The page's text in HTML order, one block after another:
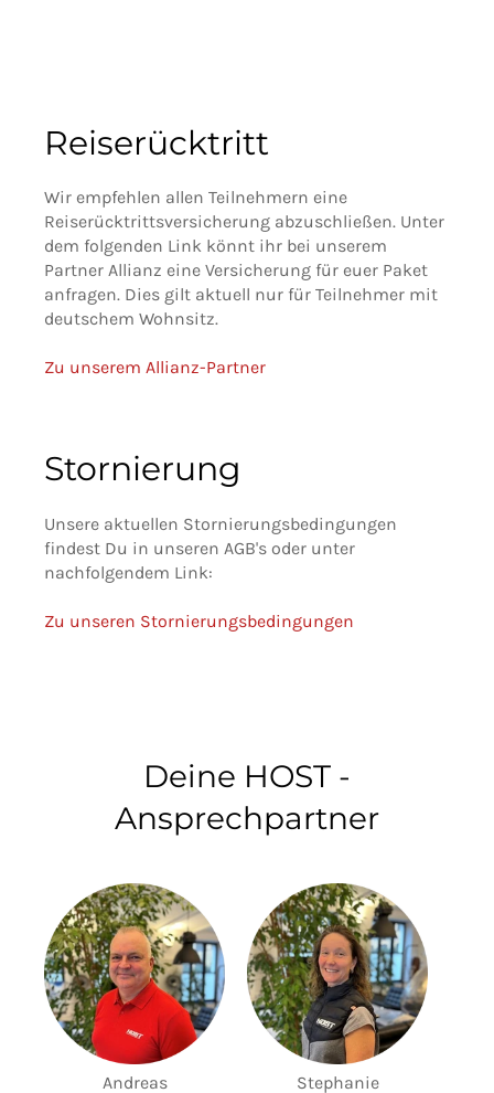
Reiserücktritt
Wir empfehlen allen Teilnehmern eine
Reiserücktrittsversicherung abzuschließen. Unter
dem folgenden Link könnt ihr bei unserem
Partner Allianz eine Versicherung für euer Paket
anfragen. Dies gilt aktuell nur für Teilnehmer mit
deutschem Wohnsitz.
Zu unserem Allianz-Partner
Stornierung
Unsere aktuellen Stornierungsbedingungen
findest Du in unseren AGB's oder unter
nachfolgendem Link:
Zu unseren Stornierungsbedingungen
Deine HOST -
Ansprechpartner
Andreas Stephanie